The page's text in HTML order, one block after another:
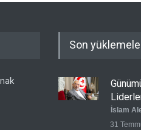
Son
İslam
31